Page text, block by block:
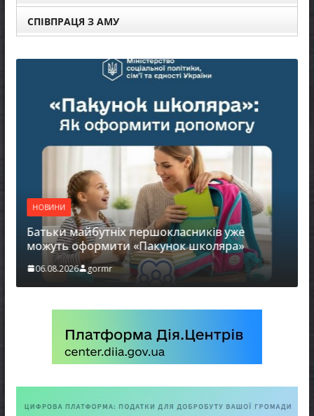
СПІВПРАЦЯ З АМУ
НОВИНИ
Батьки майбутніх першокласників уже
можуть оформити «Пакунок школяра»
06.08.2026 gormr